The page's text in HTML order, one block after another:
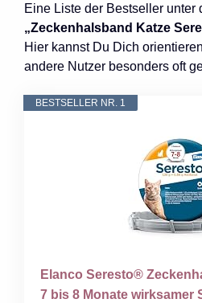
Eine Liste der Bestseller unter
„Zeckenhalsband Katze
Hier kannst Du Dich
andere Nutzer besonders oft
BESTSELLER NR. 1
Elanco Seresto®
7 bis 8 Monate wirksamer